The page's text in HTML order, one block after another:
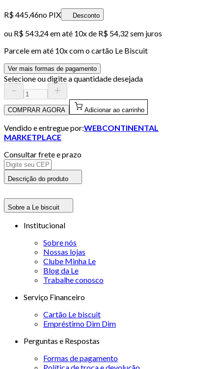
R$ 445,46no PIX Desconto
ou R$ 543,24em até 10x de R$ 54,32 sem juros
Parcele em até 10x com o cartão Le Biscuit
Ver mais formas de pagamento
Selecione ou digite a quantidade desejada
COMPRAR AGORA Adicionar ao carrinho
Vendido e entregue por:WEBCONTINENTAL
MARKETPLACE
Consultar frete e prazo
Descrição do produto
Sobre a Le biscuit
Institucional
Sobre nós
Nossas lojas
Clube Minha Le
Blog da Le
Trabalhe conosco
Serviço Financeiro
Cartão Le biscuit
Empréstimo Dim Dim
Perguntas e Respostas
Formas de pagamento